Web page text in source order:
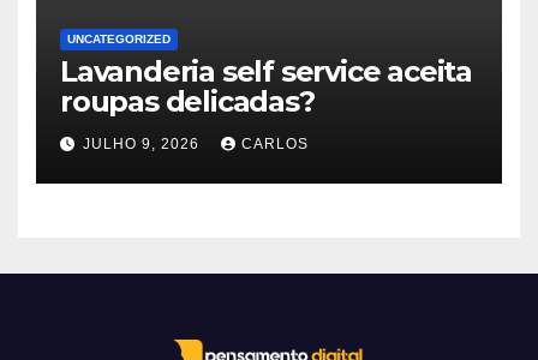
UNCATEGORIZED
Lavanderia self service aceita
roupas delicadas?
JULHO 9, 2026 CARLOS